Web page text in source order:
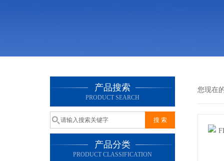
产品搜索
PRODUCT SEARCH
产品分类
PRODUCT CLASSIFICATION
您现在